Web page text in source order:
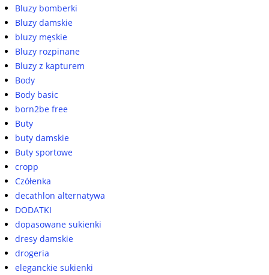
Bluzy bomberki
Bluzy damskie
bluzy męskie
Bluzy rozpinane
Bluzy z kapturem
Body
Body basic
born2be free
Buty
buty damskie
Buty sportowe
cropp
Czółenka
decathlon alternatywa
DODATKI
dopasowane sukienki
dresy damskie
drogeria
eleganckie sukienki